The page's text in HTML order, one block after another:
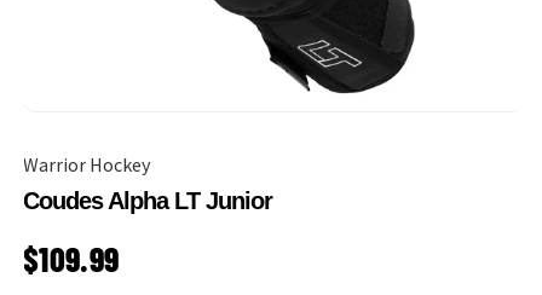
Warrior Hockey
Coudes Alpha LT Junior
PRIX HABITUEL
$109.99